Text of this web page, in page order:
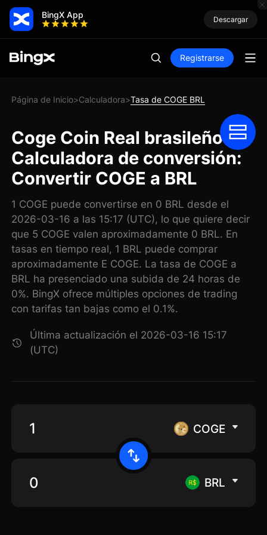
BingX App Descargar
Registrarse
Página de Inicio>Calculadora>Tasa de COGE BRL
Coge Coin Real brasileño
Calculadora de conversión:
Convertir COGE a BRL
1 COGE puede convertirse en 0 BRL desde el
2026-03-16 a las 15:17 (UTC), lo que quiere decir
que 5 COGE valen aproximadamente 0 BRL. En
tasas en tiempo real, 1 BRL puede comprar
aproximadamente E COGE. La tasa de COGE a
BRL ha presenciado una subida de 24 horas de
0%. BingX ofrece múltiples opciones de trading
con tarifas tan bajas como el 0.1%.
Última actualización el 2026-03-16 15:17
(UTC)
COGE
BRL